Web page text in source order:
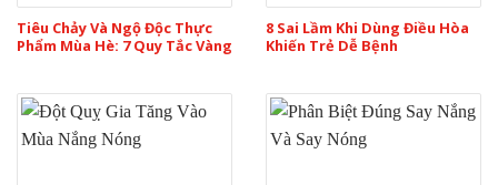
Tiêu Chảy Và Ngộ Độc Thực
Phẩm Mùa Hè: 7 Quy Tắc Vàng
8 Sai Lầm Khi Dùng Điều Hòa
Khiến Trẻ Dễ Bệnh